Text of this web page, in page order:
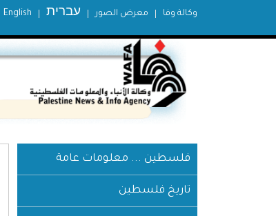
English עברית معرض الصور وكالة وفا
فلسطين ... معلومات عامة
تاريخ فلسطين